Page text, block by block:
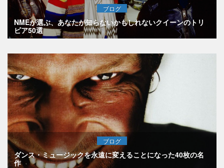
ブログ
NMEが選ぶ、あなたが知らないかもしれないクイーンのトリ
ビア50選
ブログ
ダンス・ミュージックを永遠に変えることになった40枚の名
作